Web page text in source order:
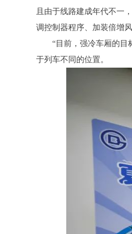
且由于线路建成年代不一
调控制器程序、加装倍增
“目前，强冷车厢的目标
于列车不同的位置。